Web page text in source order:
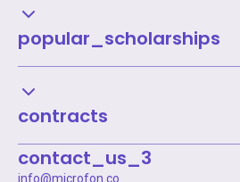
popular_scholarships
contracts
contact_us_3
info@microfon.co